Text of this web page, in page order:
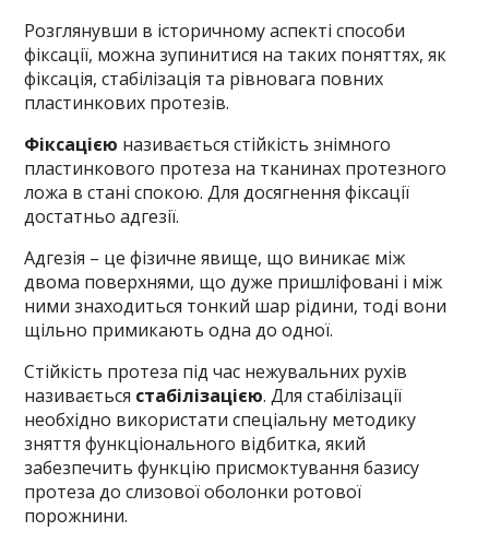
Розглянувши в історичному аспекті способи
фіксації, можна зупинитися на таких поняттях, як
фіксація, стабілізація та рівновага повних
пластинкових протезів.
Фіксацією називається стійкість знімного
пластинкового протеза на тканинах протезного
ложа в стані спокою. Для досягнення фіксації
достатньо адгезії.
Адгезія – це фізичне явище, що виникає між
двома поверхнями, що дуже пришліфовані і між
ними знаходиться тонкий шар рідини, тоді вони
щільно примикають одна до одної.
Стійкість протеза під час нежувальних рухів
називається стабілізацією. Для стабілізації
необхідно використати спеціальну методику
зняття функціонального відбитка, який
забезпечить функцію присмоктування базису
протеза до слизової оболонки ротової
порожнини.